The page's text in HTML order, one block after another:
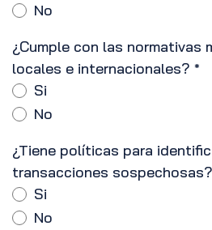
No
¿Cumple con las normativas
locales e internacionales? *
Si
No
¿Tiene políticas para
transacciones sospechosas?
Si
No